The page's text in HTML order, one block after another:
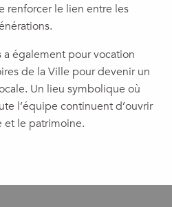
renforcer le lien entre les
a également pour vocation
de la Ville pour devenir un
Un lieu symbolique où
l’équipe continuent d’ouvrir
et le patrimoine.